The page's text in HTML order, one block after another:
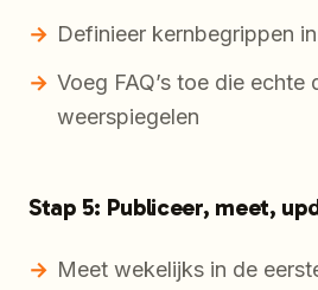
Definieer kernbegrippen
Voeg FAQ’s toe die echte
weerspiegelen
Stap 5: Publiceer, meet,
Meet wekelijks in de